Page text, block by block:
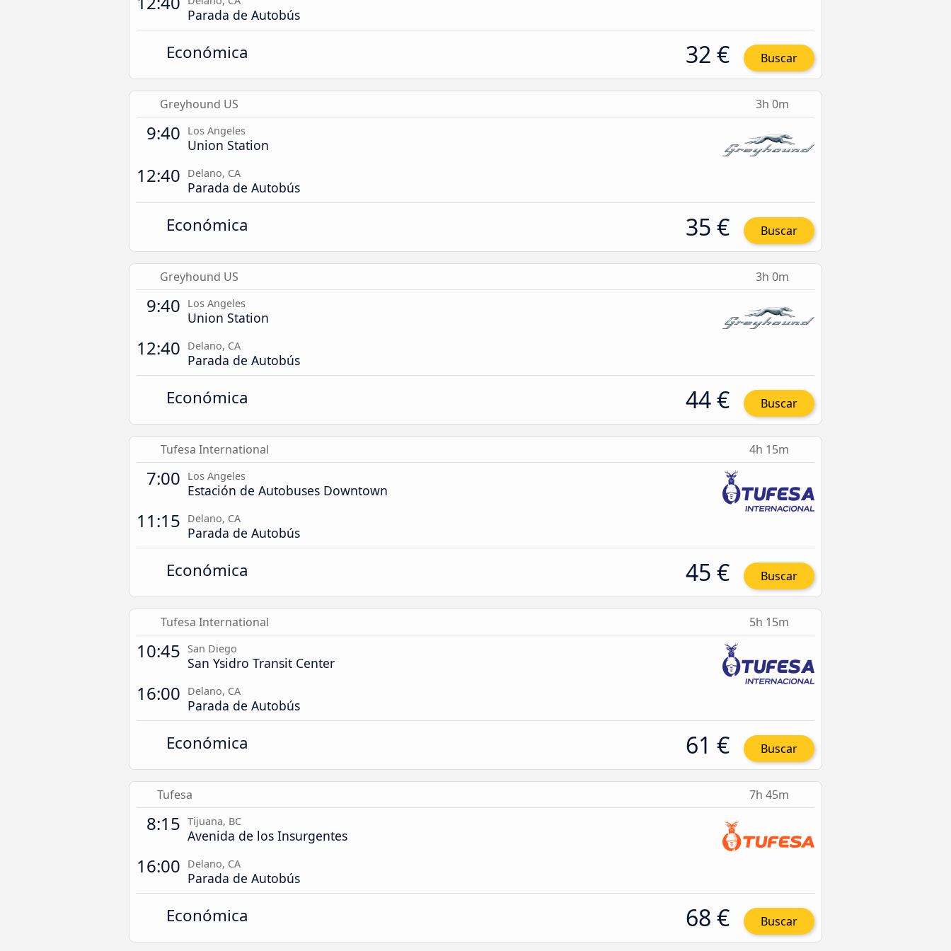
Parada de Autobús
Económica 32 € Buscar
Greyhound US 3h 0m
9:40 Los Angeles
Union Station
12:40 Delano, CA
Parada de Autobús
Económica 35 € Buscar
Greyhound US 3h 0m
9:40 Los Angeles
Union Station
12:40 Delano, CA
Parada de Autobús
Económica 44 € Buscar
Tufesa International 4h 15m
7:00 Los Angeles
Estación de Autobuses Downtown
11:15 Delano, CA
Parada de Autobús
Económica 45 € Buscar
Tufesa International 5h 15m
10:45 San Diego
San Ysidro Transit Center
16:00 Delano, CA
Parada de Autobús
Económica 61 € Buscar
Tufesa 7h 45m
8:15 Tijuana, BC
Avenida de los Insurgentes
16:00 Delano, CA
Parada de Autobús
Económica 68 € Buscar